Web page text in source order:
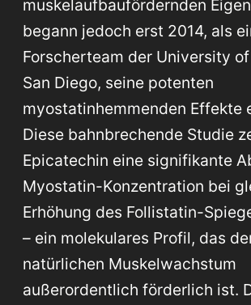
muskelaufbaufördernden
begann jedoch erst 2014, als
Forscherteam der University
San Diego, seine potenten
myostatinhemmenden Effekte
Diese bahnbrechende Studie
Epicatechin eine signifikante
Myostatin-Konzentration bei
Erhöhung des Follistatin-
– ein molekulares Profil, das
natürlichen Muskelwachstum
außerordentlich förderlich ist.